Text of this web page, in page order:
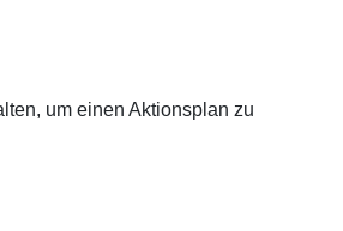
um einen Aktionsplan zu